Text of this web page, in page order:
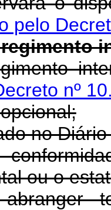
pelo
nº
no
ou o